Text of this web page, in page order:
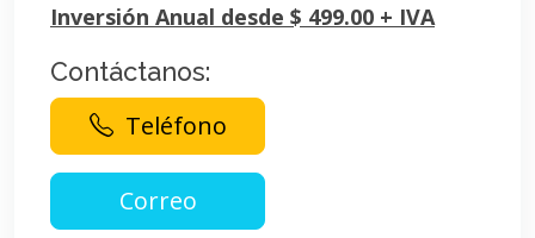
Inversión Anual desde $ 499.00 + IVA
Contáctanos:
Teléfono